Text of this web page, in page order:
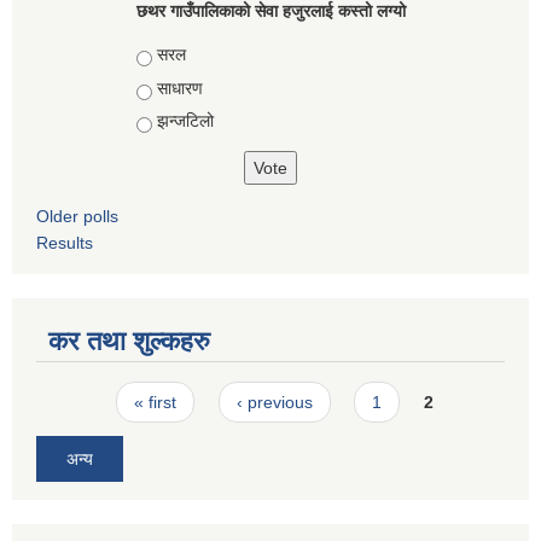
छथर गाउँपालिकाको सेवा हजुरलाई कस्तो लग्यो
Choices
सरल
साधारण
झन्जटिलो
Older polls
Results
कर तथा शुल्कहरु
Pages« first ‹ previous 1 2
अन्य